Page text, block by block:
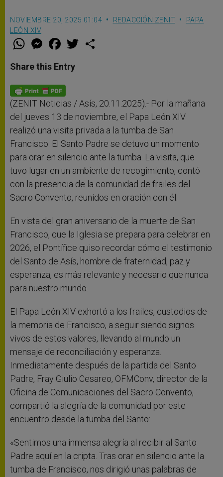
NOVIEMBRE 20, 2025 01:04 REDACCIÓN ZENIT
PAPA
LEÓN XIV
W
t
s
p
p
M
e
s
e
g
e
r
F
a
e
b
o
k
w
Share this Entry
(ZENIT Noticias / Asís, 20.11.2025).- Por la mañana
del jueves 13 de noviembre, el Papa León XIV
realizó una visita privada a la tumba de San
Francisco. El Santo Padre se detuvo un momento
para orar en silencio ante la tumba. La visita, que
tuvo lugar en un ambiente de recogimiento, contó
con la presencia de la comunidad de frailes del
Sacro Convento, reunidos en oración con él.
En vista del gran aniversario de la muerte de San
Francisco, que la Iglesia se prepara para celebrar en
2026, el Pontífice quiso recordar cómo el testimonio
del Santo de Asís, hombre de fraternidad, paz y
esperanza, es más relevante y necesario que nunca
para nuestro mundo.
El Papa León XIV exhortó a los frailes, custodios de
la memoria de Francisco, a seguir siendo signos
vivos de estos valores, llevando al mundo un
mensaje de reconciliación y esperanza.
Inmediatamente después de la partida del Santo
Padre, Fray Giulio Cesareo, OFMConv, director de la
Oficina de Comunicaciones del Sacro Convento,
compartió la alegría de la comunidad por este
encuentro desde la tumba del Santo:
«Sentimos una inmensa alegría al recibir al Santo
Padre aquí en la cripta. Tras orar en silencio ante la
tumba de Francisco, nos dirigió unas palabras de